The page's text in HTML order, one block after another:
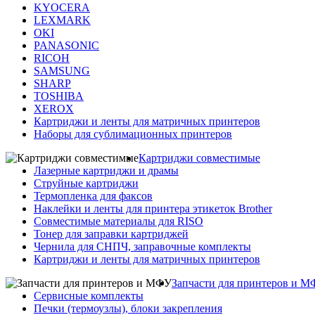
KYOCERA
LEXMARK
OKI
PANASONIC
RICOH
SAMSUNG
SHARP
TOSHIBA
XEROX
Картриджи и ленты для матричных принтеров
Наборы для сублимационных принтеров
Картриджи совместимые
Лазерные картриджи и драмы
Струйные картриджи
Термопленка для факсов
Наклейки и ленты для принтера этикеток Brother
Совместимые материалы для RISO
Тонер для заправки картриджей
Чернила для СНПЧ, заправочные комплекты
Картриджи и ленты для матричных принтеров
Запчасти для принтеров и
Сервисные комплекты
Печки (термоузлы), блоки закрепления